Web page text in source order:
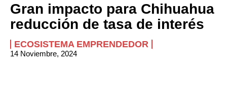
Gran impacto para Chihuahua
reducción de tasa de interés
ECOSISTEMA EMPRENDEDOR
14 Noviembre, 2024